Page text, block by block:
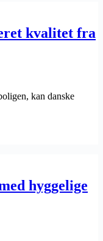
kvalitet fra
kan danske
hyggelige